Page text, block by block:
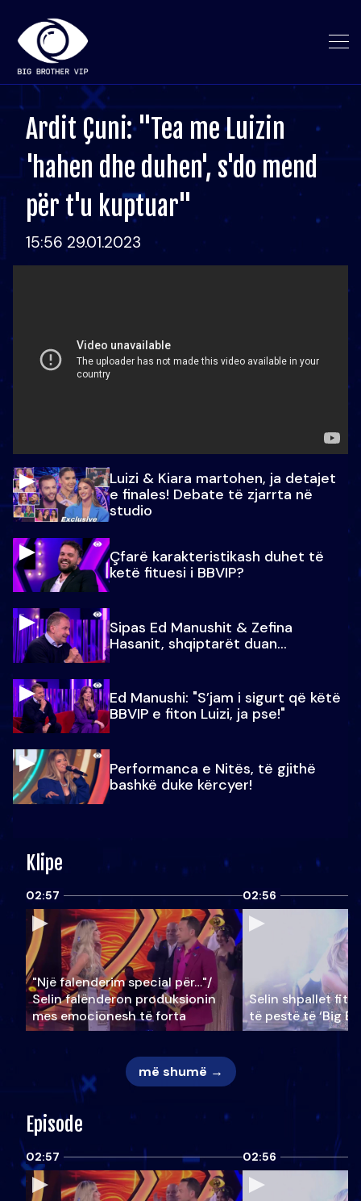
Ardit Çuni: "Tea me Luizin
'hahen dhe duhen', s'do mend
për t'u kuptuar"
15:56 29.01.2023
Luizi & Kiara martohen, ja detajet
e finales! Debate të zjarrta në
studio
Çfarë karakteristikash duhet të
ketë fituesi i BBVIP?
Sipas Ed Manushit & Zefina
Hasanit, shqiptarët duan...
Ed Manushi: "S’jam i sigurt që këtë
BBVIP e fiton Luizi, ja pse!"
Performanca e Nitës, të gjithë
bashkë duke kërcyer!
Klipe
02:57
"Një falenderim special për…"/
Selin falënderon produksionin
mes emocionesh të forta
02:56
Selin shpallet
të pestë të ‘Big
më shumë →
Episode
02:57 02:56